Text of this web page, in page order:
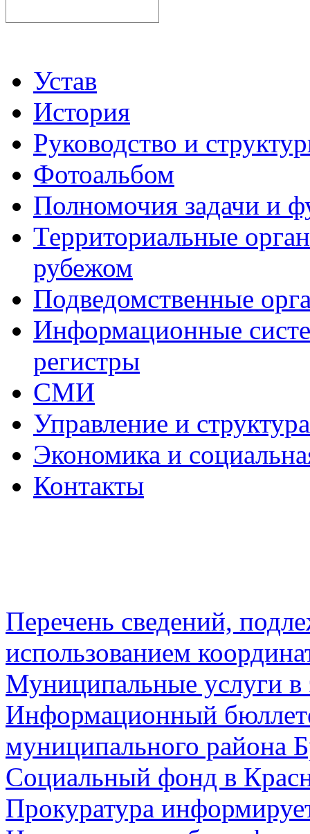
Устав
История
Руководство и
Фотоальбом
Полномочия задачи и
Территориальные
рубежом
Подведомственные
Информационные
регистры
СМИ
Управление и
Экономика и
Контакты
Перечень сведений,
использованием
Муниципальные услуги в
Информационный
муниципального района
Социальный фонд в
Прокуратура